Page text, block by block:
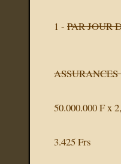
1 - PAR JOUR
50.000.000 F x
3.425 Frs